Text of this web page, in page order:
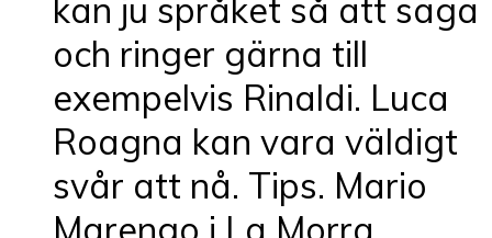
kan ju språket så att säga
och ringer gärna till
exempelvis Rinaldi. Luca
Roagna kan vara väldigt
svår att nå. Tips. Mario